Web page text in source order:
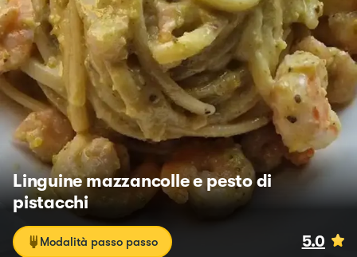
Linguine mazzancolle e pesto di
pistacchi
Modalità passo passo 5.0